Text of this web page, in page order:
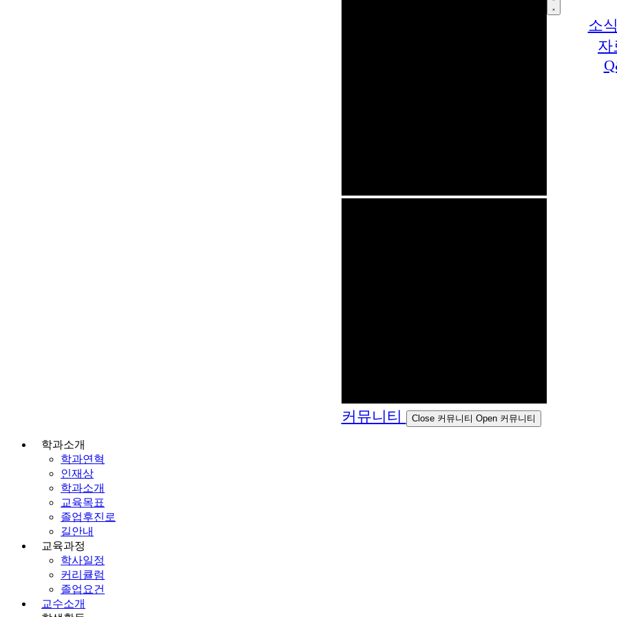
커뮤니티 Close 커뮤니티 Open 커뮤니티
소
자
학과소개
학과연혁
인재상
학과소개
교육목표
졸업후진로
길안내
교육과정
학사일정
커리큘럼
졸업요건
교수소개